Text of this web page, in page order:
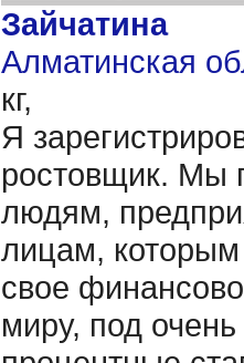
Зайчатина
Алматинская
кг,
Я
ростовщик. Мы
людям,
лицам,
свое
миру, под